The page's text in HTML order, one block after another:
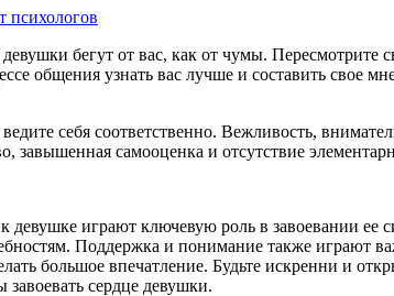
психологов
девушки бегут от вас, как от чумы.
общения узнать вас лучше и составить свое
себя соответственно. Вежливость,
завышенная самооценка и отсутствие
девушке играют ключевую роль в завоевании
Поддержка и понимание также
большое впечатление. Будьте искренни и
сердце девушки.